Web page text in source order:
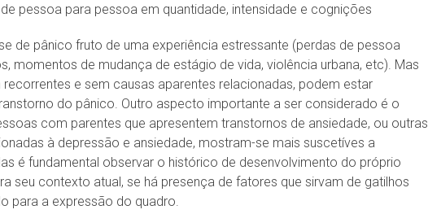
pessoa para pessoa em quantidade, intensidade e cognições
de pânico fruto de uma experiência estressante (perdas de pessoa
momentos de mudança de estágio de vida, violência urbana, etc). Mas
e sem causas aparentes relacionadas, podem estar
do pânico. Outro aspecto importante a ser considerado é o
com parentes que apresentem transtornos de ansiedade, ou outras
à depressão e ansiedade, mostram-se mais suscetíves a
é fundamental observar o histórico de desenvolvimento do próprio
seu contexto atual, se há presença de fatores que sirvam de gatilhos
para a expressão do quadro.